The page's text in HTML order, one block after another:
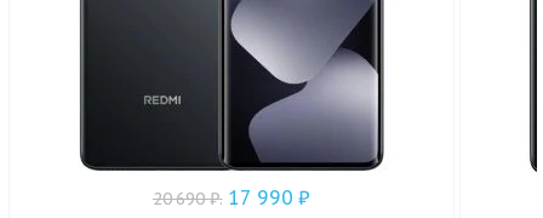
20 690₽. 17 990₽